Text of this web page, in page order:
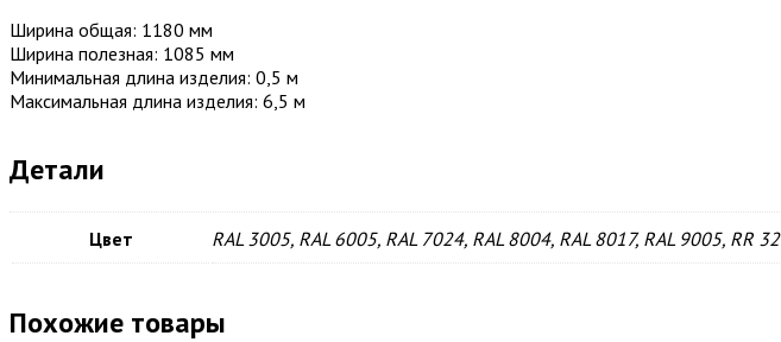
Ширина общая: 1180 мм
Ширина полезная: 1085 мм
Минимальная длина изделия: 0,5 м
Максимальная длина изделия: 6,5 м
Детали
Цвет RAL 3005, RAL 6005, RAL 7024, RAL 8004, RAL 8017, RAL 9005, RR 32
Похожие товары